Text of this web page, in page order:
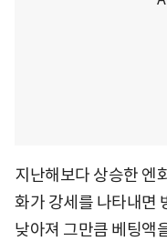
지난해보다 상승한 엔
화가 강세를 나타내면
낮아져 그만큼 베팅액